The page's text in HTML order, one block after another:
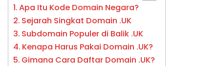
Apa Itu Kode Domain Negara?
Sejarah Singkat Domain .UK
Subdomain Populer di Balik .UK
Kenapa Harus Pakai Domain .UK?
Gimana Cara Daftar Domain .UK?